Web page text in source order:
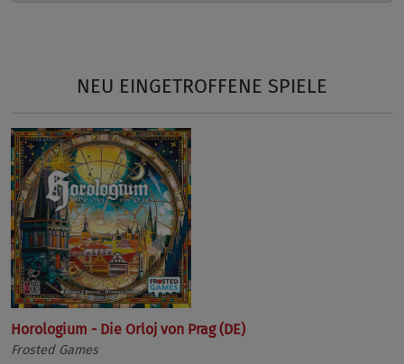
NEU EINGETROFFENE SPIELE
Horologium - Die Orloj von Prag (DE)
Frosted Games